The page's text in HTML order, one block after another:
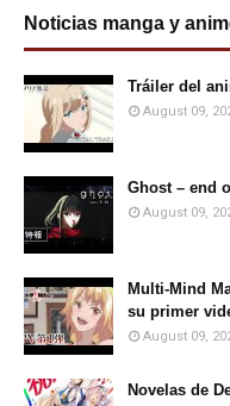
Noticias manga y
Tráiler del
August 09,
Ghost – end
August 09,
Multi-Mind
su primer
August 09,
Novelas de